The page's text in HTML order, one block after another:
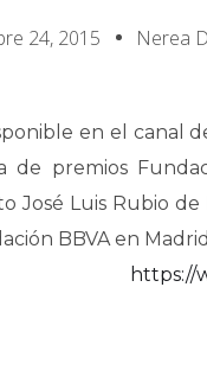
24, 2015 Nerea
en el canal
de premios
José Luis Rubio
BBVA en
https://